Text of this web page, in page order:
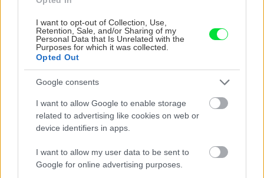
I want to opt-out of Collection, Use,
Retention, Sale, and/or Sharing of my
Personal Data that Is Unrelated with the
Purposes for which it was collected.
Opted Out
Google consents
I want to allow Google to enable storage
related to advertising like cookies on web or
device identifiers in apps.
I want to allow my user data to be sent to
Google for online advertising purposes.
Toto si premyslite ešte pred
zahájením sezóny!
Praktické spôsoby, ako
ochrániť zeleninu na
záhrade
riešenie na všetko? 5
dôvodov, prečo ju v
záhrade nepoužívať